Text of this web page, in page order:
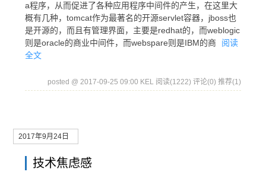
a程序，从而促进了各种应用程序中间件的产生，在这里大
概有几种，tomcat作为最著名的开源servlet容器，jboss也
是开源的，而且有管理界面，主要是redhat的，而weblogic
则是oracle的商业中间件，而webspare则是IBM的商
阅读
全文
posted @ 2017-09-25 09:00 KEL 阅读(1222) 评论(0) 推荐(1)
2017年9月24日
技术焦虑感